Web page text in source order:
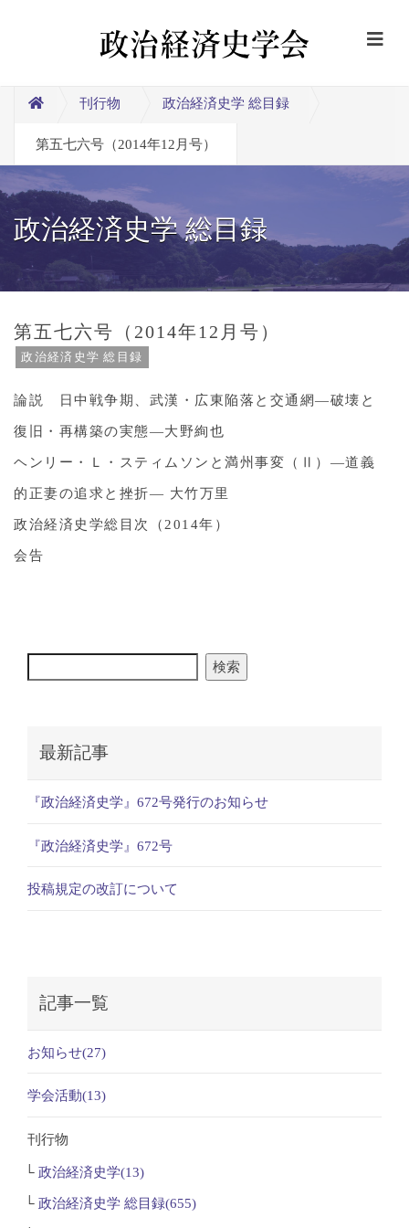
刊行物 政治経済史学 総目録
第五七六号（2014年12月号）
政治経済史学 総目録
第五七六号（2014年12月号）
政治経済史学 総目録
論説 日中戦争期、武漢・広東陥落と交通網―破壊と
復旧・再構築の実態―大野絢也
ヘンリー・Ｌ・スティムソンと満州事変（Ⅱ）―道義
的正妻の追求と挫折― 大竹万里
政治経済史学総目次（2014年）
会告
検索
最新記事
『政治経済史学』672号発行のお知らせ
『政治経済史学』672号
投稿規定の改訂について
記事一覧
お知らせ(27)
学会活動(13)
刊行物
政治経済史学(13)
政治経済史学 総目録(655)